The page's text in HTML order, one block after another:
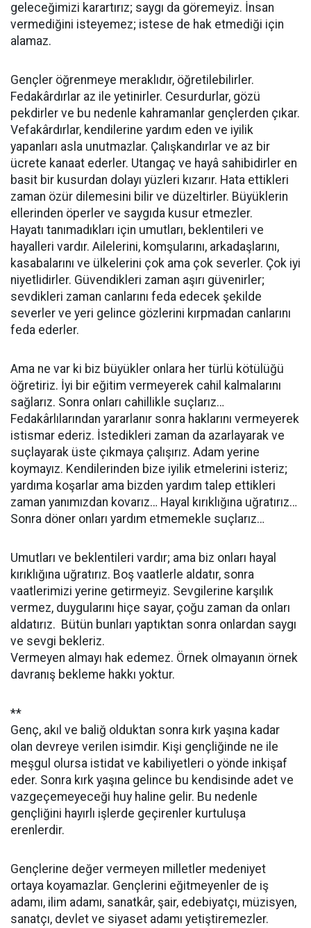
geleceğimizi karartırız; saygı da göremeyiz. İnsan
vermediğini isteyemez; istese de hak etmediği için
alamaz.
Gençler öğrenmeye meraklıdır, öğretilebilirler.
Fedakârdırlar az ile yetinirler. Cesurdurlar, gözü
pekdirler ve bu nedenle kahramanlar gençlerden çıkar.
Vefakârdırlar, kendilerine yardım eden ve iyilik
yapanları asla unutmazlar. Çalışkandırlar ve az bir
ücrete kanaat ederler. Utangaç ve hayâ sahibidirler en
basit bir kusurdan dolayı yüzleri kızarır. Hata ettikleri
zaman özür dilemesini bilir ve düzeltirler. Büyüklerin
ellerinden öperler ve saygıda kusur etmezler.
Hayatı tanımadıkları için umutları, beklentileri ve
hayalleri vardır. Ailelerini, komşularını, arkadaşlarını,
kasabalarını ve ülkelerini çok ama çok severler. Çok iyi
niyetlidirler. Güvendikleri zaman aşırı güvenirler;
sevdikleri zaman canlarını feda edecek şekilde
severler ve yeri gelince gözlerini kırpmadan canlarını
feda ederler.
Ama ne var ki biz büyükler onlara her türlü kötülüğü
öğretiriz. İyi bir eğitim vermeyerek cahil kalmalarını
sağlarız. Sonra onları cahillikle suçlarız…
Fedakârlılarından yararlanır sonra haklarını vermeyerek
istismar ederiz. İstedikleri zaman da azarlayarak ve
suçlayarak üste çıkmaya çalışırız. Adam yerine
koymayız. Kendilerinden bize iyilik etmelerini isteriz;
yardıma koşarlar ama bizden yardım talep ettikleri
zaman yanımızdan kovarız… Hayal kırıklığına uğratırız…
Sonra döner onları yardım etmemekle suçlarız…
Umutları ve beklentileri vardır; ama biz onları hayal
kırıklığına uğratırız. Boş vaatlerle aldatır, sonra
vaatlerimizi yerine getirmeyiz. Sevgilerine karşılık
vermez, duygularını hiçe sayar, çoğu zaman da onları
aldatırız. Bütün bunları yaptıktan sonra onlardan saygı
ve sevgi bekleriz.
Vermeyen almayı hak edemez. Örnek olmayanın örnek
davranış bekleme hakkı yoktur.
**
Genç, akıl ve baliğ olduktan sonra kırk yaşına kadar
olan devreye verilen isimdir. Kişi gençliğinde ne ile
meşgul olursa istidat ve kabiliyetleri o yönde inkişaf
eder. Sonra kırk yaşına gelince bu kendisinde adet ve
vazgeçemeyeceği huy haline gelir. Bu nedenle
gençliğini hayırlı işlerde geçirenler kurtuluşa
erenlerdir.
Gençlerine değer vermeyen milletler medeniyet
ortaya koyamazlar. Gençlerini eğitmeyenler de iş
adamı, ilim adamı, sanatkâr, şair, edebiyatçı, müzisyen,
sanatçı, devlet ve siyaset adamı yetiştiremezler.